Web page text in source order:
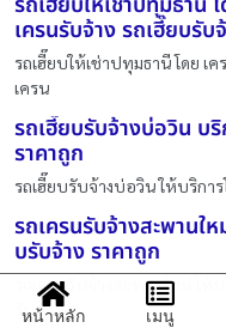
เครนรับจ้าง รถเฮี๊ยบรับ
รถเฮี๊ยบให้เช่าปทุมธานี โดย เ
เครน
รถเฮี๊ยบรับจ้างบ่อวิน บ
ราคาถูก
รถเฮี๊ยบรับจ้างบ่อวิน ให้บริกา
รถเครนรับจ้างสะพานใ
บรับจ้าง ราคาถูก
รถเครนรับจ้างสะพานใหม่ ให้
รับจ้
หน้าหลัก เมนู